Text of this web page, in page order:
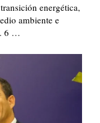
energética,
ambiente e
6 …